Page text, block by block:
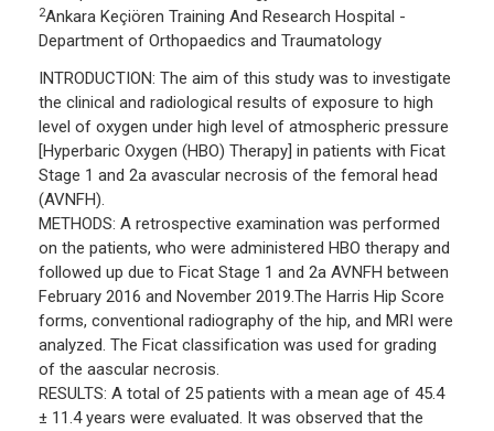
2Ankara Keçiören Training And Research Hospital -
Department of Orthopaedics and Traumatology
INTRODUCTION: The aim of this study was to investigate
the clinical and radiological results of exposure to high
level of oxygen under high level of atmospheric pressure
[Hyperbaric Oxygen (HBO) Therapy] in patients with Ficat
Stage 1 and 2a avascular necrosis of the femoral head
(AVNFH).
METHODS: A retrospective examination was performed
on the patients, who were administered HBO therapy and
followed up due to Ficat Stage 1 and 2a AVNFH between
February 2016 and November 2019.The Harris Hip Score
forms, conventional radiography of the hip, and MRI were
analyzed. The Ficat classification was used for grading
of the aascular necrosis.
RESULTS: A total of 25 patients with a mean age of 45.4
± 11.4 years were evaluated. It was observed that the